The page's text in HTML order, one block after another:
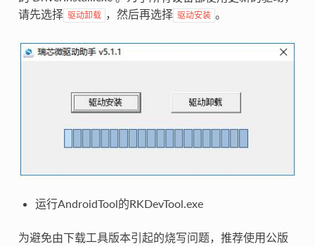
请先选择 驱动卸载 ，然后再选择 驱动安装 。
运行AndroidTool的RKDevTool.exe
为避免由下载工具版本引起的烧写问题，推荐使用公版